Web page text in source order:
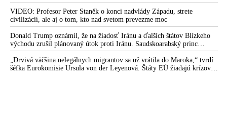
VIDEO: Profesor Peter Staněk o konci nadvlády Západu, strete
civilizácií, ale aj o tom, kto nad svetom prevezme moc
Donald Trump oznámil, že na žiadosť Iránu a ďalších štátov Blízkeho
východu zrušil plánovaný útok proti Iránu. Saudskoarabský princ
medzitým varoval amerického prezidenta pred ďalšou eskaláciou
konfliktu
„Drvivá väčšina nelegálnych migrantov sa už vrátila do Maroka,“ tvrdí
šéfka Eurokomisie Ursula von der Leyenová. Štáty EÚ žiadajú krízové